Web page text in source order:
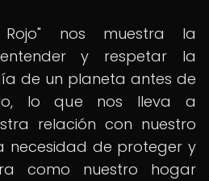
Rojo" nos muestra la
y respetar la
de un planeta antes de
lo que nos lleva a
relación con nuestro
necesidad de proteger y
como nuestro hogar